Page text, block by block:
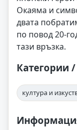
Окаяма и
двата
по повод 20-
тази връзка.
Категории /
култура и